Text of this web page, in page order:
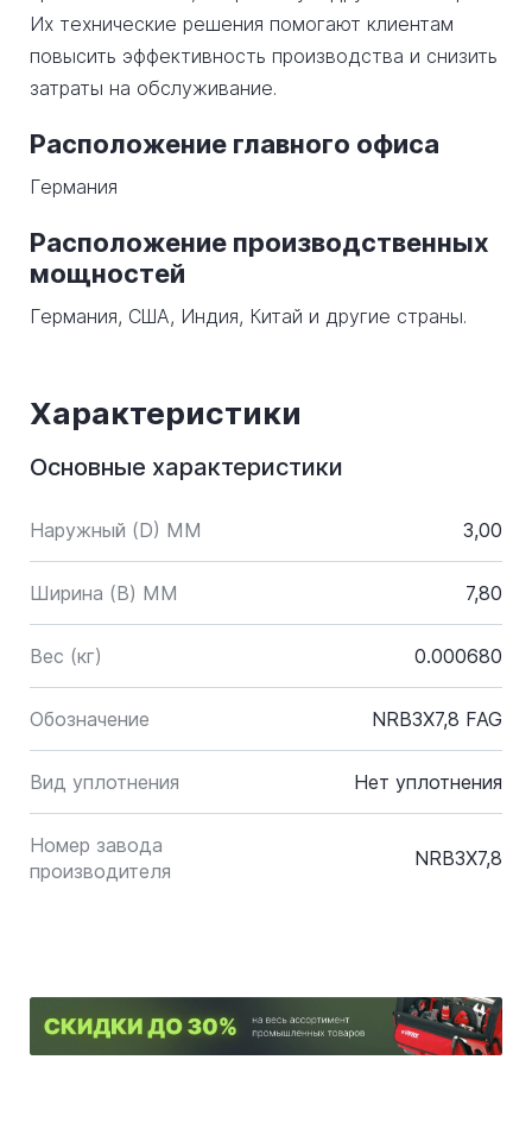
Их технические решения помогают клиентам
повысить эффективность производства и снизить
затраты на обслуживание.
Расположение главного офиса
Германия
Расположение производственных
мощностей
Германия, США, Индия, Китай и другие страны.
Характеристики
Основные характеристики
Наружный (D) ММ 3,00
Ширина (B) MM 7,80
Вес (кг) 0.000680
Обозначение NRB3X7,8 FAG
Вид уплотнения Нет уплотнения
Номер завода
производителя
NRB3X7,8